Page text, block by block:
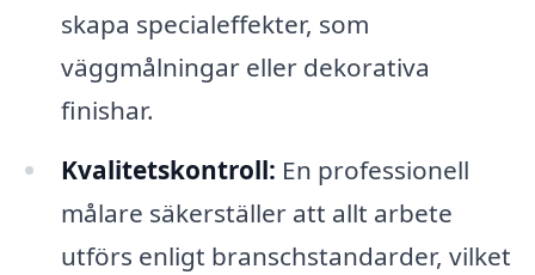
skapa specialeffekter, som
väggmålningar eller dekorativa
finishar.
Kvalitetskontroll: En professionell
målare säkerställer att allt arbete
utförs enligt branschstandarder, vilket